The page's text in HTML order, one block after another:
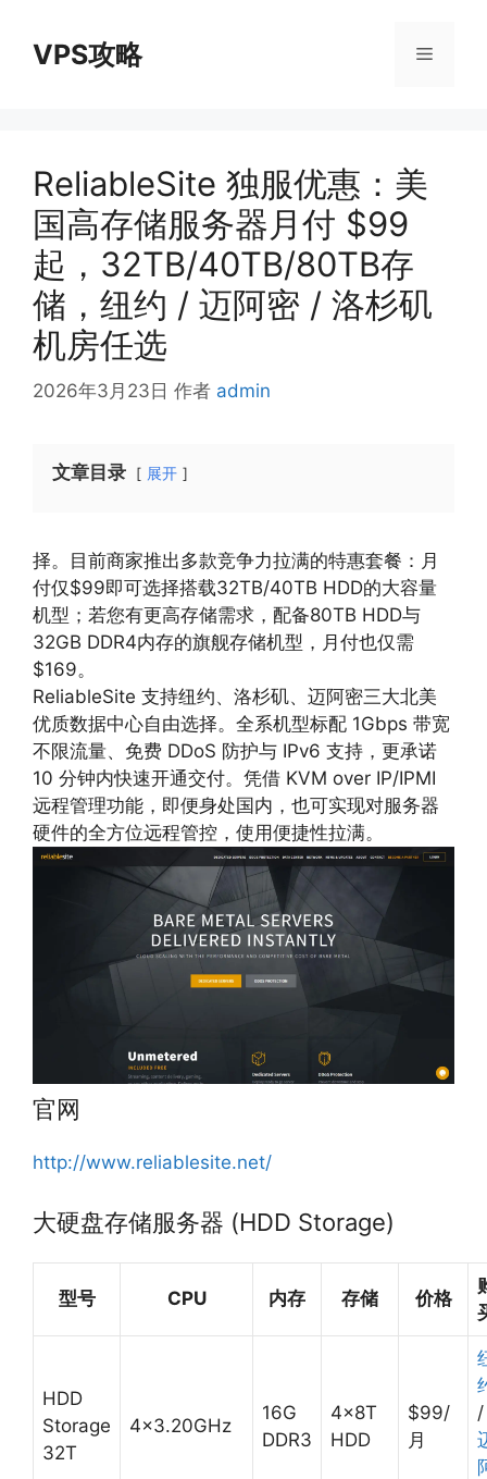
VPS攻略 菜
ReliableSite 独服优惠：美
国高存储服务器月付 $99
起，32TB/40TB/80TB存
储，纽约 / 迈阿密 / 洛杉矶
机房任选
2026年3月23日 作者 admin
文章目录 展开
择。目前商家推出多款竞争力拉满的特惠套餐：月
付仅$99即可选择搭载32TB/40TB HDD的大容量
机型；若您有更高存储需求，配备80TB HDD与
32GB DDR4内存的旗舰存储机型，月付也仅需
$169。
ReliableSite 支持纽约、洛杉矶、迈阿密三大北美
优质数据中心自由选择。全系机型标配 1Gbps 带宽
不限流量、免费 DDoS 防护与 IPv6 支持，更承诺
10 分钟内快速开通交付。凭借 KVM over IP/IPMI
远程管理功能，即便身处国内，也可实现对服务器
硬件的全方位远程管控，使用便捷性拉满。
官网
http://www.reliablesite.net/
大硬盘存储服务器 (HDD Storage)
型号 CPU 内存 存储 价格
HDD
Storage
32T
4×3.20GHz
16G
DDR3
4x8T
HDD
$99/
月
/